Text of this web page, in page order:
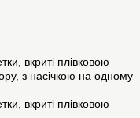
вкриті плівковою
з насічкою на одному
вкриті плівковою